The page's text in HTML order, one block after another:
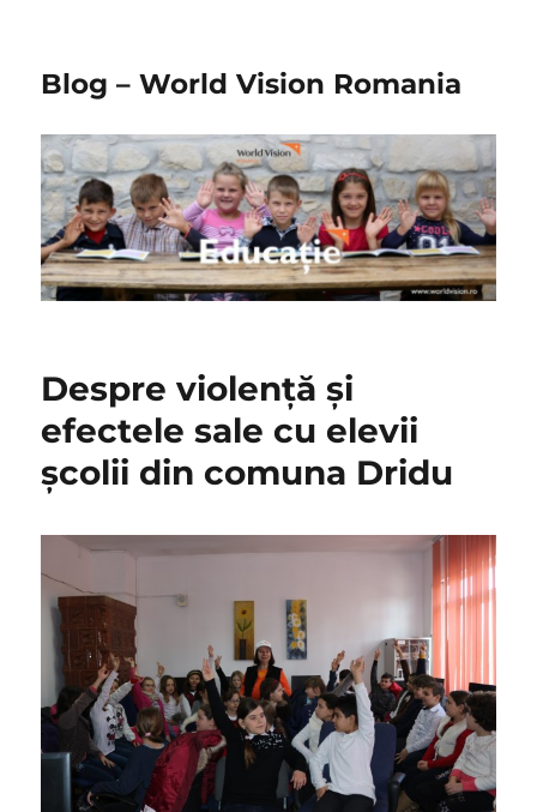
Blog – World Vision Romania
Despre violenţă şi
efectele sale cu elevii
școlii din comuna Dridu